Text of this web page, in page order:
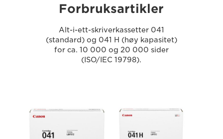
Forbruksartikler
Alt-i-ett-skriverkassetter 041
(standard) og 041 H (høy kapasitet)
for ca. 10 000 og 20 000 sider
(ISO/IEC 19798).